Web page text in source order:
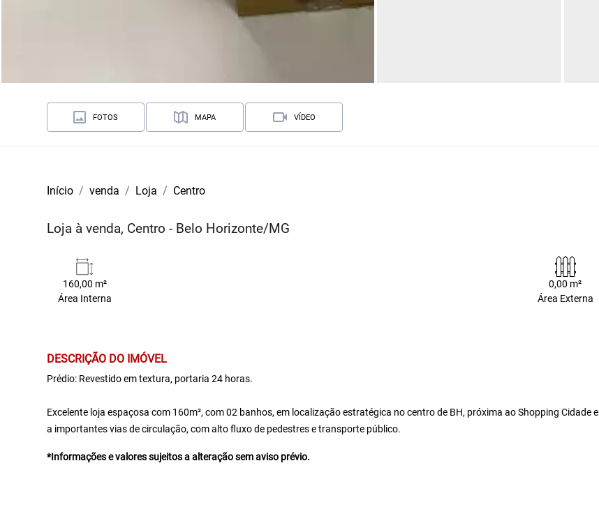
FOTOS MAPA VÍDEO
Início venda Loja Centro
Loja à venda, Centro - Belo Horizonte/MG
160,00 m²
Área Interna
0,00 m²
Área Externa
DESCRIÇÃO DO IMÓVEL
Prédio: Revestido em textura, portaria 24 horas.
Excelente loja espaçosa com 160m², com 02 banhos, em localização estratégica no centro de BH, próxima ao Shopping Cidade e
a importantes vias de circulação, com alto fluxo de pedestres e transporte público.
*Informações e valores sujeitos a alteração sem aviso prévio.